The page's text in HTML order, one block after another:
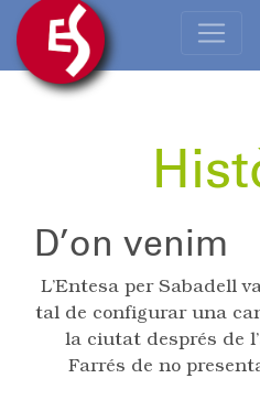
D’on venim
L’Entesa per Sabadell
tal de configurar una
la ciutat després de
Farrés de no